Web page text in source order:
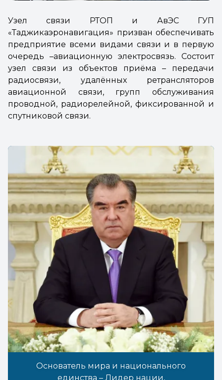
Узел связи РТОП и АвЭС ГУП
«Таджикаэронавигация» призван обеспечивать
предприятие всеми видами связи и в первую
очередь –авиационную электросвязь. Состоит
узел связи из объектов приёма
– передачи
радиосвязи, удалённых ретрансляторов
авиационной связи, групп обслуживания
проводной, радиорелейной, фиксированной и
спутниковой связи.
Основатель мира и национального
единства – Лидер нации,